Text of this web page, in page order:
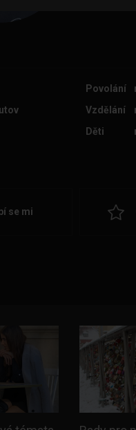
Povolání
Vzdělání
Děti
se mi